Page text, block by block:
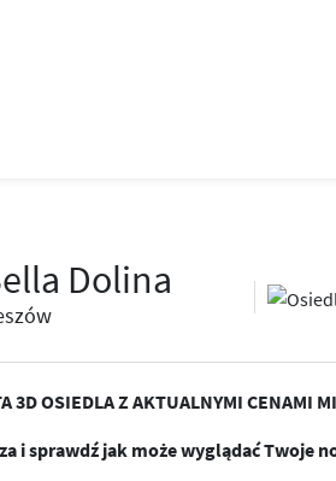
Dolina
3D OSIEDLA Z AKTUALNYMI CENAMI
i sprawdź jak może wyglądać Twoje